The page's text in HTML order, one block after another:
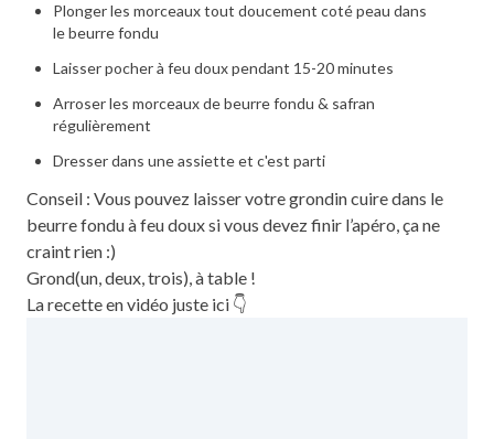
Plonger les morceaux tout doucement coté peau dans
le beurre fondu
Laisser pocher à feu doux pendant 15-20 minutes
Arroser les morceaux de beurre fondu & safran
régulièrement
Dresser dans une assiette et c'est parti
Conseil : Vous pouvez laisser votre grondin cuire dans le
beurre fondu à feu doux si vous devez finir l’apéro, ça ne
craint rien :)
Grond(un, deux, trois), à table !
La recette en vidéo juste ici 👇